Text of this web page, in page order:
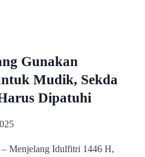
Gunakan
Mudik, Sekda
Dipatuhi
Menjelang Idulfitri 1446 H,